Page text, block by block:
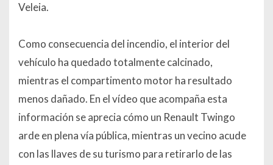
Veleia.
Como consecuencia del incendio, el interior del
vehículo ha quedado totalmente calcinado,
mientras el compartimento motor ha resultado
menos dañado. En el vídeo que acompaña esta
información se aprecia cómo un Renault Twingo
arde en plena vía pública, mientras un vecino acude
con las llaves de su turismo para retirarlo de las